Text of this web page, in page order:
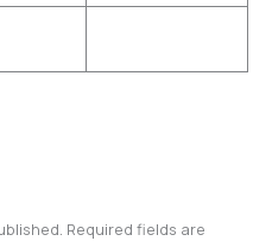
Required fields are